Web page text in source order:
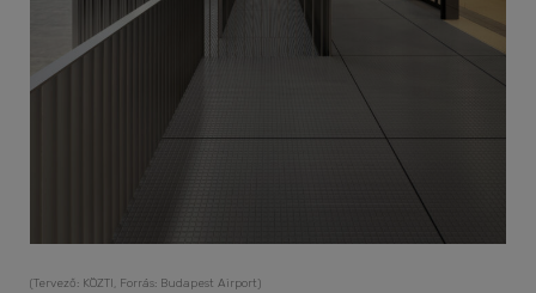
(Tervező: KÖZTI, Forrás: Budapest Airport)